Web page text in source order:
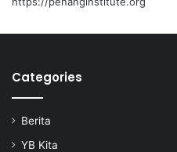
k
Categories
Berita
YB Kita